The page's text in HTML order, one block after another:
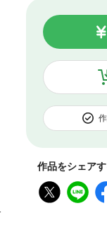
作品をシェア